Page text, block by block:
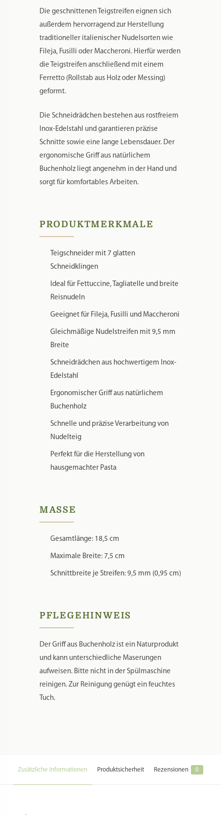
Die geschnittenen Teigstreifen eignen sich
außerdem hervorragend zur Herstellung
traditioneller italienischer Nudelsorten wie
Fileja, Fusilli oder Maccheroni. Hierfür werden
die Teigstreifen anschließend mit einem
Ferretto (Rollstab aus Holz oder Messing)
geformt.
Die Schneidrädchen bestehen aus rostfreiem
Inox-Edelstahl und garantieren präzise
Schnitte sowie eine lange Lebensdauer. Der
ergonomische Griff aus natürlichem
Buchenholz liegt angenehm in der Hand und
sorgt für komfortables Arbeiten.
PRODUKTMERKMALE
Teigschneider mit 7 glatten
Schneidklingen
Ideal für Fettuccine, Tagliatelle und breite
Reisnudeln
Geeignet für Fileja, Fusilli und Maccheroni
Gleichmäßige Nudelstreifen mit 9,5 mm
Breite
Schneidrädchen aus hochwertigem Inox-
Edelstahl
Ergonomischer Griff aus natürlichem
Buchenholz
Schnelle und präzise Verarbeitung von
Nudelteig
Perfekt für die Herstellung von
hausgemachter Pasta
MASSE
Gesamtlänge: 18,5 cm
Maximale Breite: 7,5 cm
Schnittbreite je Streifen: 9,5 mm (0,95 cm)
PFLEGEHINWEIS
Der Griff aus Buchenholz ist ein Naturprodukt
und kann unterschiedliche Maserungen
aufweisen. Bitte nicht in der Spülmaschine
reinigen. Zur Reinigung genügt ein feuchtes
Tuch.
Zusätzliche Informationen Produktsicherheit Rezensionen 0